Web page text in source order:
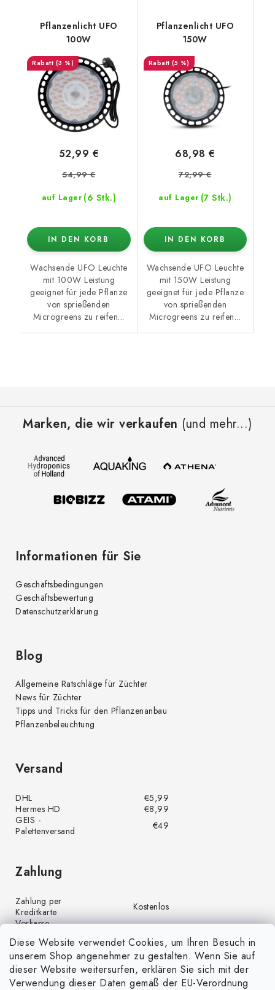
Diese Website verwendet Cookies, um Ihren Besuch in
unserem Shop angenehmer zu gestalten. Wenn Sie auf
dieser Website weitersurfen, erklären Sie sich mit der
Verwendung dieser Daten gemäß der EU-Verordnung
Pflanzenlicht UFO
100W
(3 %)
auf Lager (6 Stk.)
52,99 €
54,99 €
IN DEN KORB
Wachsende UFO Leuchte
mit 100W Leistung
geeignet für jede Pflanze
von sprießenden
Microgreens zu reifen...
Pflanzenlicht UFO
150W
(5 %)
auf Lager (7 Stk.)
68,98 €
72,99 €
IN DEN KORB
Wachsende UFO Leuchte
mit 150W Leistung
geeignet für jede Pflanze
von sprießenden
Microgreens zu reifen...
Marken, die wir verkaufen (und mehr...)
Informationen für Sie
Geschäftsbedingungen
Geschäftsbewertung
Datenschutzerklärung
Blog
Allgemeine Ratschläge für Züchter
News für Züchter
Tipps und Tricks für den Pflanzenanbau
Pflanzenbeleuchtung
Versand
DHL
€5,99
Hermes HD
€8,99
GEIS -
Palettenversand
€49
Zahlung
Zahlung per
Kreditkarte
Kostenlos
Vorkasse
Zahlung per PayPal
Kostenlos
Nachnahme
€4,00